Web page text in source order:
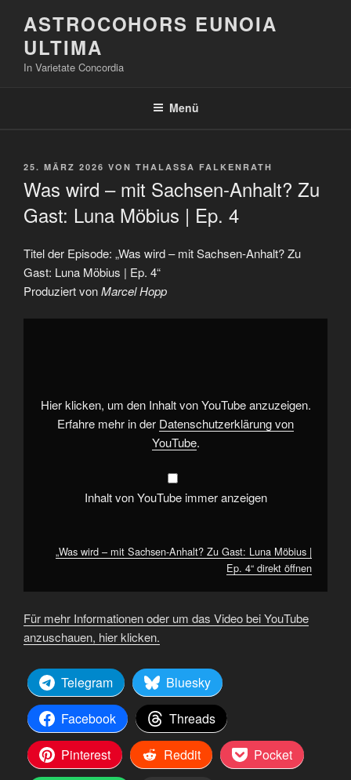
Inhalt
springen
ASTROCOHORS EUNOIA
ULTIMA
In Varietate Concordia
Menü
VERÖFFENTLICHT
25. MÄRZ 2026 VON THALASSA FALKENRATH
Was wird – mit Sachsen-Anhalt? Zu
Gast: Luna Möbius | Ep. 4
Titel der Episode: „Was wird – mit Sachsen-Anhalt? Zu
Gast: Luna Möbius | Ep. 4“
Produziert vonMarcel Hopp
„Was
Gast:
Luna
Möbius
Hier klicken, um den Inhalt von YouTube anzuzeigen.
Erfahre mehr in der Datenschutzerklärung von
YouTube.
Inhalt von YouTube immer anzeigen
„Was wird – mit Sachsen-Anhalt? Zu Gast: Luna Möbius |
Ep. 4“ direkt öffnen
Für mehr Informationen oder um das Video bei YouTube
anzuschauen, hier klicken.
Telegram
Bluesky
Facebook
Threads
Pinterest
Reddit
Pocket